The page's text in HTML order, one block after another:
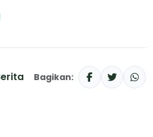
Bagikan: